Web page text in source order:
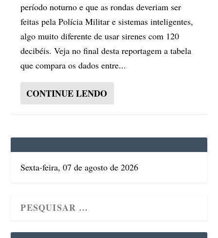
período noturno e que as rondas deveriam ser
feitas pela Polícia Militar e sistemas inteligentes,
algo muito diferente de usar sirenes com 120
decibéis. Veja no final desta reportagem a tabela
que compara os dados entre...
CONTINUE LENDO
Sexta-feira, 07 de agosto de 2026